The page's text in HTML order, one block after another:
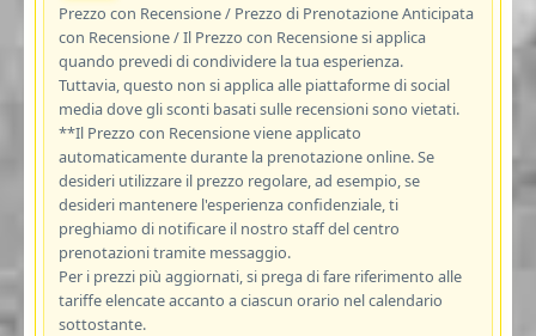
Prezzo con Recensione / Prezzo di Prenotazione Anticipata
con Recensione / Il Prezzo con Recensione si applica
quando prevedi di condividere la tua esperienza.
Tuttavia, questo non si applica alle piattaforme di social
media dove gli sconti basati sulle recensioni sono vietati.
**Il Prezzo con Recensione viene applicato
automaticamente durante la prenotazione online. Se
desideri utilizzare il prezzo regolare, ad esempio, se
desideri mantenere l'esperienza confidenziale, ti
preghiamo di notificare il nostro staff del centro
prenotazioni tramite messaggio.
Per i prezzi più aggiornati, si prega di fare riferimento alle
tariffe elencate accanto a ciascun orario nel calendario
sottostante.